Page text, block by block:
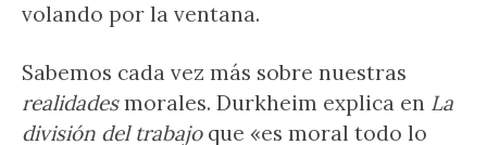
volando por la ventana.
Sabemos cada vez más sobre nuestras
realidadesmorales. Durkheim explica en La
división del trabajoque «es moral todo lo